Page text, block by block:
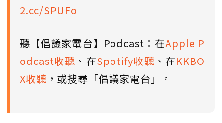
2.cc/SPUFo
聽【倡議家電台】Podcast：在Apple P
odcast收聽 、在Spotify收聽 、在KKBO
X收聽 ，或搜尋「倡議家電台」。